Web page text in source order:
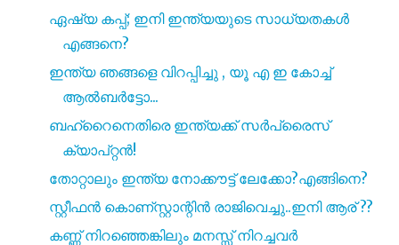
ഏഷ്യ കപ്പ്; ഇനി ഇന്ത്യയുടെ സാധ്യതകൾ
എങ്ങനെ?
ഇന്ത്യ ഞങ്ങളെ വിറപ്പിച്ചു , യൂ എ ഇ കോച്ച്
ആൽബർട്ടോ...
ബഹ്റൈനെതിരെ ഇന്ത്യക്ക് സർപ്രൈസ്
ക്യാപ്റ്റൻ!
തോറ്റാലും ഇന്ത്യ നോക്കൗട്ട് ലേക്കോ?എങ്ങിനെ?
സ്റ്റീഫൻ കൊണ്സ്റ്റാന്റിൻ രാജിവെച്ചു..ഇനി ആര് ??
കണ്ണ് നിറഞ്ഞെങ്കിലും മനസ്സ് നിറച്ചവർ